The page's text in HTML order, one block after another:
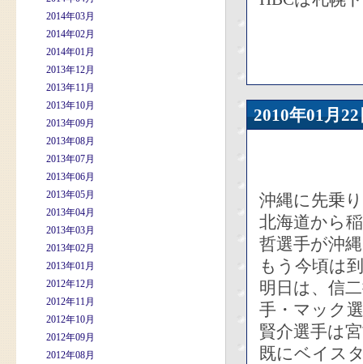
2014年03月
2014年02月
2014年01月
2013年12月
2013年11月
2013年10月
2013年09月
2013年08月
2013年07月
2013年06月
2013年05月
2013年04月
2013年03月
2013年02月
2013年01月
2012年12月
2012年11月
2012年10月
2012年09月
2012年08月
2010年01
沖縄に先乗
北海道から
哲選手が沖
もう今頃は
明日は、信
手・マック
賢介選手は
既にベイス